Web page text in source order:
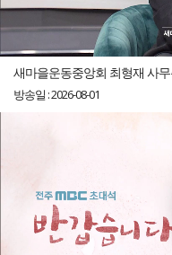
새마을운동중앙회 최형재 사
방송일 : 2026-08-01